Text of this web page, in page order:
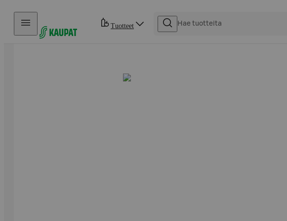
Hyppää sisältöön
Tuotteet